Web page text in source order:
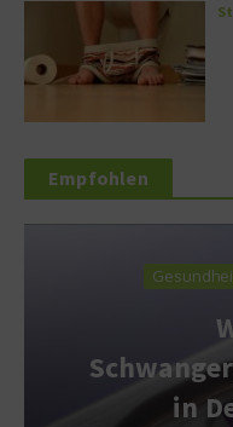
Empfohlen
in